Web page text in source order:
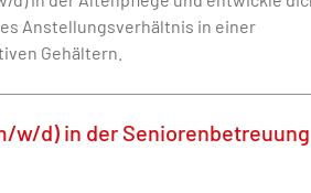
Anstellungsverhältnis in einer
Gehältern.
w/d) in der Seniorenbetreuung